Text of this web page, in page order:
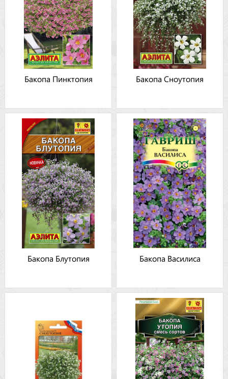
Бакопа Пинктопия Бакопа Сноутопия
Бакопа Блутопия Бакопа Василиса